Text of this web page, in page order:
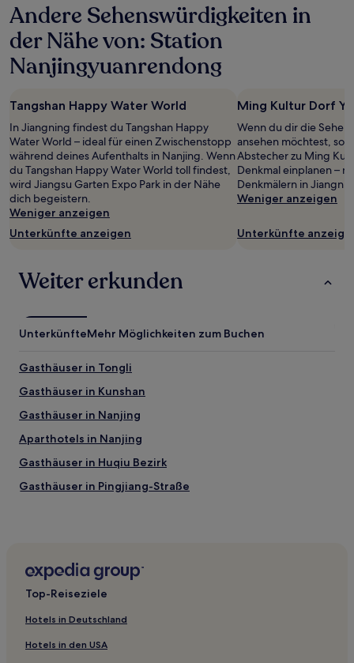
24 Stunden
für
einen
mit
1 Übernachtung
2 Erwachsenen
gefunden
wurde.
Preise
und
Verfügbarkeiten
können
sich
Es
Bedingungen
Andere Sehenswürdigkeiten in
der Nähe von: Station
Nanjingyuanrendong
Tangshan Happy Water World
In Jiangning findest du Tangshan Happy
Water World – ideal für einen Zwischenstopp
während deines Aufenthalts in Nanjing. Wenn
du Tangshan Happy Water World toll findest,
wird Jiangsu Garten Expo Park in der Nähe
dich begeistern.
Weniger anzeigen
Unterkünfte anzeigen
Ming Kultur Dorf
Wenn du dir die
ansehen möchtest,
Abstecher zu Ming
Denkmal einplanen –
Denkmälern in
Weniger anzeigen
Unterkünfte
Weiter erkunden
UnterkünfteMehr Möglichkeiten zum Buchen
Gasthäuser in Tongli
Gasthäuser in Kunshan
Gasthäuser in Nanjing
Aparthotels in Nanjing
Gasthäuser in Huqiu Bezirk
Gasthäuser in Pingjiang-Straße
Familien in Nantong
Familien in Yancheng
Günstige in Yancheng
Hotels mit Parkplatz in Yangzhou
Top-Reiseziele
Hotels in Deutschland
Hotels in den USA